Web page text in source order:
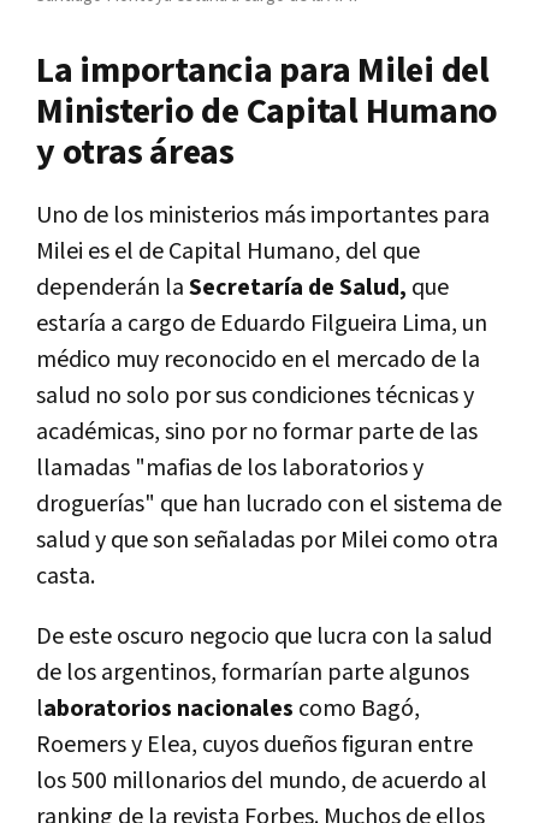
La importancia para Milei del
Ministerio de Capital Humano
y otras áreas
Uno de los ministerios más importantes para
Milei es el de Capital Humano, del que
dependerán laSecretaría de Salud, que
estaría a cargo de Eduardo Filgueira Lima, un
médico muy reconocido en el mercado de la
salud no solo por sus condiciones técnicas y
académicas, sino por no formar parte de las
llamadas "mafias de los laboratorios y
droguerías" que han lucrado con el sistema de
salud y que son señaladas por Milei como otra
casta.
De este oscuro negocio que lucra con la salud
de los argentinos, formarían parte algunos
laboratorios nacionales como Bagó,
Roemers y Elea, cuyos dueños figuran entre
los 500 millonarios del mundo, de acuerdo al
ranking de la revista Forbes. Muchos de ellos